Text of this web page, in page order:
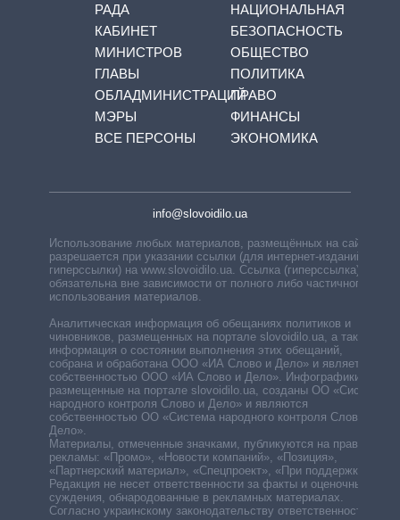
РАДА
КАБИНЕТ
МИНИСТРОВ
ГЛАВЫ
ОБЛАДМИНИСТРАЦИЙ
МЭРЫ
ВСЕ ПЕРСОНЫ
НАЦИОНАЛЬНАЯ
БЕЗОПАСНОСТЬ
ОБЩЕСТВО
ПОЛИТИКА
ПРАВО
ФИНАНСЫ
ЭКОНОМИКА
info@slovoidilo.ua
Использование любых материалов, размещённых на сайте,
разрешается при указании ссылки (для интернет-изданий —
гиперссылки) на www.slovoidilo.ua. Ссылка (гиперссылка)
обязательна вне зависимости от полного либо частичного
использования материалов.
Аналитическая информация об обещаниях политиков и
чиновников, размещенных на портале slovoidilo.ua, а также
информация о состоянии выполнения этих обещаний,
собрана и обработана ООО «ИА Слово и Дело» и является
собственностью ООО «ИА Слово и Дело». Инфографики,
размещенные на портале slovoidilo.ua, созданы ОО «Система
народного контроля Слово и Дело» и являются
собственностью ОО «Система народного контроля Слово и
Дело».
Материалы, отмеченные значками, публикуются на правах
рекламы: «Промо», «Новости компаний», «Позиция»,
«Партнерский материал», «Спецпроект», «При поддержке».
Редакция не несет ответственности за факты и оценочные
суждения, обнародованные в рекламных материалах.
Согласно украинскому законодательству ответственность за